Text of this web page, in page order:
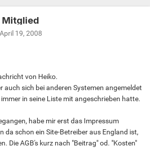
Mitglied
April 19, 2008
von Heiko.
auch sich bei anderen Systemen angemeldet
in seine Liste mit angeschrieben hatte.
habe mir erst das Impressum
da schon ein Site-Betreiber aus England ist,
Die AGB's kurz nach "Beitrag" od. "Kosten"